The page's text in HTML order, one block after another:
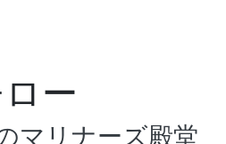
ー
マリナーズ殿堂